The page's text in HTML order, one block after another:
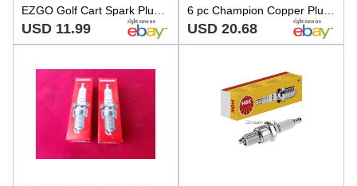
USD 11.99 USD 20.68